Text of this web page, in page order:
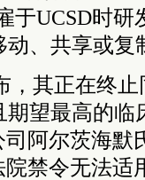
于UCSD时研
动、共享或复
，其正在终止
望最高的临
阿尔茨海默
院禁令无法